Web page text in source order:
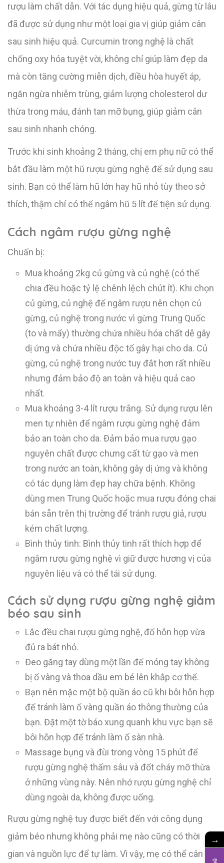
rượu làm chất dẫn. Với tác dụng hiệu quả, gừng từ lâu
đã được sử dụng như một loại gia vị giúp giảm cân
sau sinh hiệu quả. Curcumin trong nghệ là chất
chống oxy hóa tuyệt vời, không chỉ giúp làm đẹp da
mà còn tăng cường miễn dịch, điều hòa huyết áp,
ngăn ngừa nhiễm trùng, giảm lượng cholesterol dư
thừa trong máu, đánh tan mỡ bụng, giúp giảm cân
sau sinh nhanh chóng.
Trước khi sinh khoảng 2 tháng, chị em phụ nữ có thể
bắt đầu làm một hũ rượu gừng nghệ để sử dụng sau
sinh. Bạn có thể làm hũ lớn hay hũ nhỏ tùy theo sở
thích, thậm chí có thể ngâm hũ 5 lít để tiện sử dụng.
Cách ngâm rượu gừng nghệ
Chuẩn bị:
Mua khoảng 2kg củ gừng và củ nghệ (có thể
chia đều hoặc tỷ lệ chênh lệch chút ít). Khi chọn
củ gừng, củ nghệ để ngâm rượu nên chọn củ
gừng, củ nghệ trong nước vì gừng Trung Quốc
(to và mẩy) thường chứa nhiều hóa chất dễ gây
dị ứng và chứa nhiều độc tố gây hại cho da. Củ
gừng, củ nghệ trong nước tuy đắt hơn rất nhiều
nhưng đảm bảo độ an toàn và hiệu quả cao
nhất.
Mua khoảng 3-4 lít rượu trắng. Sử dụng rượu lên
men tự nhiên để ngâm rượu gừng nghệ đảm
bảo an toàn cho da. Đảm bảo mua rượu gạo
nguyên chất được chưng cất từ ​​gạo và men
trong nước an toàn, không gây dị ứng và không
có tác dụng làm đẹp hay chữa bệnh. Không
dùng men Trung Quốc hoặc mua rượu đóng chai
bán sẵn trên thị trường để tránh rượu giả, rượu
kém chất lượng.
Bình thủy tinh: Bình thủy tinh rất thích hợp để
ngâm rượu gừng nghệ vì giữ được hương vị của
nguyên liệu và có thể tái sử dụng.
Cách sử dụng rượu gừng nghệ giảm
béo sau sinh
Lắc đều chai rượu gừng nghệ, đổ hỗn hợp vừa
đủ ra bát nhỏ.
Đeo găng tay dùng một lần để móng tay không
bị ố vàng và thoa dầu em bé lên khắp cơ thể.
Bạn nên mặc một bộ quần áo cũ khi bôi hỗn hợp
để tránh làm ố vàng quần áo thông thường của
bạn. Đặt một tờ báo xung quanh khu vực bạn sẽ
bôi hỗn hợp để tránh làm ố sàn nhà.
Massage bụng và đùi trong vòng 15 phút để
rượu gừng nghệ thấm sâu và đốt cháy mỡ thừa
ở những vùng này. Nên nhớ rượu gừng nghệ chỉ
dùng ngoài da, không được uống.
Rượu gừng nghệ tuy được biết đến với công dụng
giảm béo nhưng không phải mẹ nào cũng có thời
gian và nguồn lực để tự làm. Vì vậy, mẹ có thể cân
→